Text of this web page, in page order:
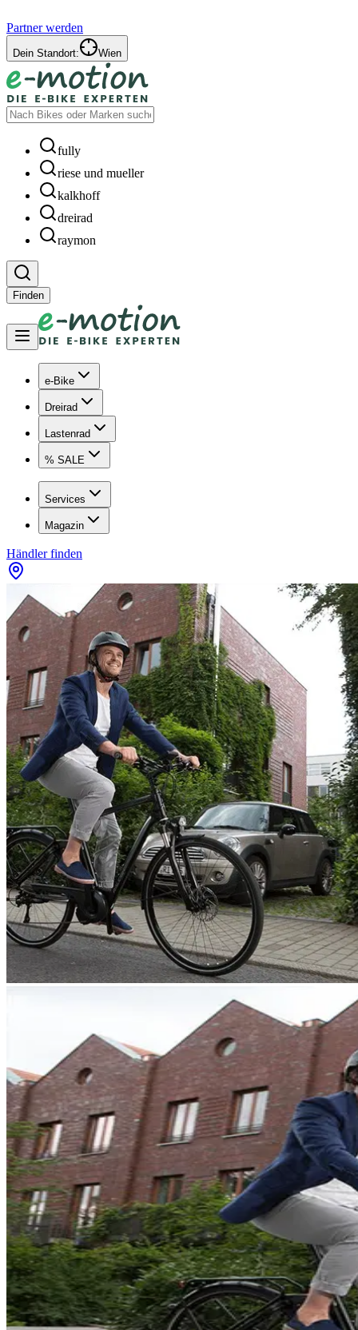
Partner werden
Dein Standort: Wien
fully
riese und mueller
kalkhoff
dreirad
raymon
Finden
e-Bike
Dreirad
Lastenrad
% SALE
Services
Magazin
Händler finden